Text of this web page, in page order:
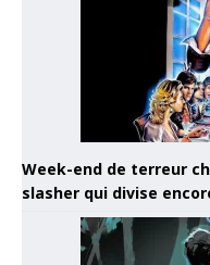
Week-end de terreur
slasher qui divise